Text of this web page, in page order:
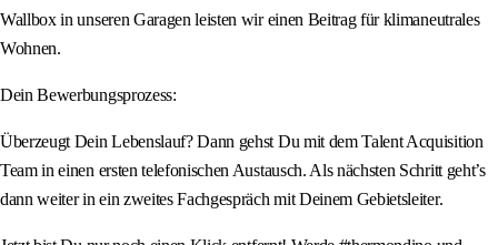
Wallbox in unseren Garagen leisten wir einen Beitrag für klimaneutrales
Wohnen.
Dein Bewerbungsprozess:
Überzeugt Dein Lebenslauf? Dann gehst Du mit dem Talent Acquisition
Team in einen ersten telefonischen Austausch. Als nächsten Schritt geht’s
dann weiter in ein zweites Fachgespräch mit Deinem Gebietsleiter.